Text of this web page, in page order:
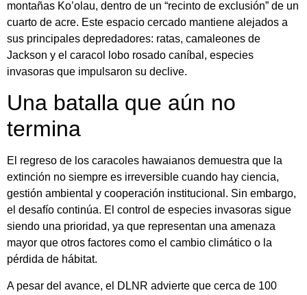
montañas Ko’olau, dentro de un “recinto de exclusión” de un
cuarto de acre. Este espacio cercado mantiene alejados a
sus principales depredadores: ratas, camaleones de
Jackson y el caracol lobo rosado caníbal, especies
invasoras que impulsaron su declive.
Una batalla que aún no
termina
El regreso de los caracoles hawaianos demuestra que la
extinción no siempre es irreversible cuando hay ciencia,
gestión ambiental y cooperación institucional. Sin embargo,
el desafío continúa. El control de especies invasoras sigue
siendo una prioridad, ya que representan una amenaza
mayor que otros factores como el cambio climático o la
pérdida de hábitat.
A pesar del avance, el DLNR advierte que cerca de 100